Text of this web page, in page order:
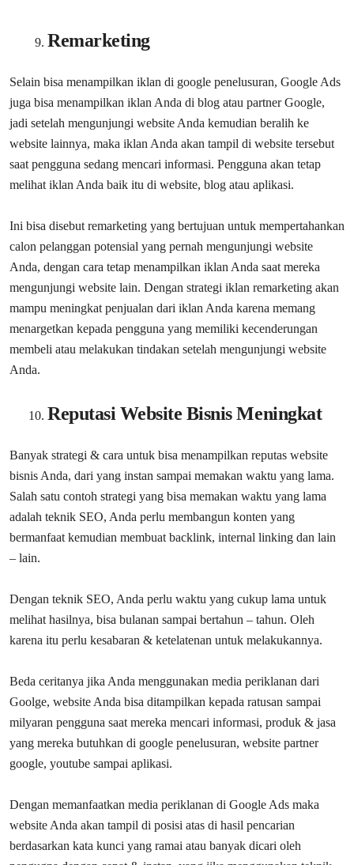
Remarketing
Selain bisa menampilkan iklan di google penelusuran, Google Ads
juga bisa menampilkan iklan Anda di blog atau partner Google,
jadi setelah mengunjungi website Anda kemudian beralih ke
website lainnya, maka iklan Anda akan tampil di website tersebut
saat pengguna sedang mencari informasi. Pengguna akan tetap
melihat iklan Anda baik itu di website, blog atau aplikasi.
Ini bisa disebut remarketing yang bertujuan untuk mempertahankan
calon pelanggan potensial yang pernah mengunjungi website
Anda, dengan cara tetap menampilkan iklan Anda saat mereka
mengunjungi website lain. Dengan strategi iklan remarketing akan
mampu meningkat penjualan dari iklan Anda karena memang
menargetkan kepada pengguna yang memiliki kecenderungan
membeli atau melakukan tindakan setelah mengunjungi website
Anda.
Reputasi Website Bisnis Meningkat
Banyak strategi & cara untuk bisa menampilkan reputas website
bisnis Anda, dari yang instan sampai memakan waktu yang lama.
Salah satu contoh strategi yang bisa memakan waktu yang lama
adalah teknik SEO, Anda perlu membangun konten yang
bermanfaat kemudian membuat backlink, internal linking dan lain
– lain.
Dengan teknik SEO, Anda perlu waktu yang cukup lama untuk
melihat hasilnya, bisa bulanan sampai bertahun – tahun. Oleh
karena itu perlu kesabaran & ketelatenan untuk melakukannya.
Beda ceritanya jika Anda menggunakan media periklanan dari
Goolge, website Anda bisa ditampilkan kepada ratusan sampai
milyaran pengguna saat mereka mencari informasi, produk & jasa
yang mereka butuhkan di google penelusuran, website partner
google, youtube sampai aplikasi.
Dengan memanfaatkan media periklanan di Google Ads maka
website Anda akan tampil di posisi atas di hasil pencarian
berdasarkan kata kunci yang ramai atau banyak dicari oleh